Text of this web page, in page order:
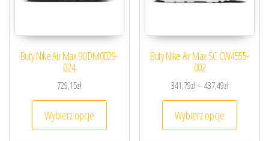
Buty Nike Air Max 90 DM0029-
024
729,15zł
Wybierz opcje
Ten produkt ma wiele wariantów. Opcje
Buty Nike Air Max SC CW4555-
002
341,79zł–437,49złZakres cen:
Wybierz opcje
Ten